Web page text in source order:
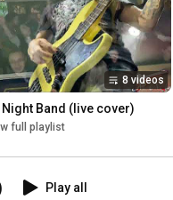
8 videos
Band (live cover)
full playlist
Play all